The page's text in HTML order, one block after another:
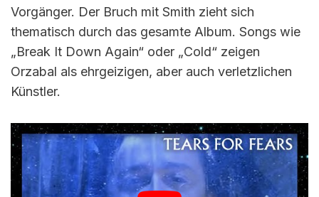
Vorgänger. Der Bruch mit Smith zieht sich
thematisch durch das gesamte Album. Songs wie
„Break It Down Again“ oder „Cold“ zeigen
Orzabal als ehrgeizigen, aber auch verletzlichen
Künstler.